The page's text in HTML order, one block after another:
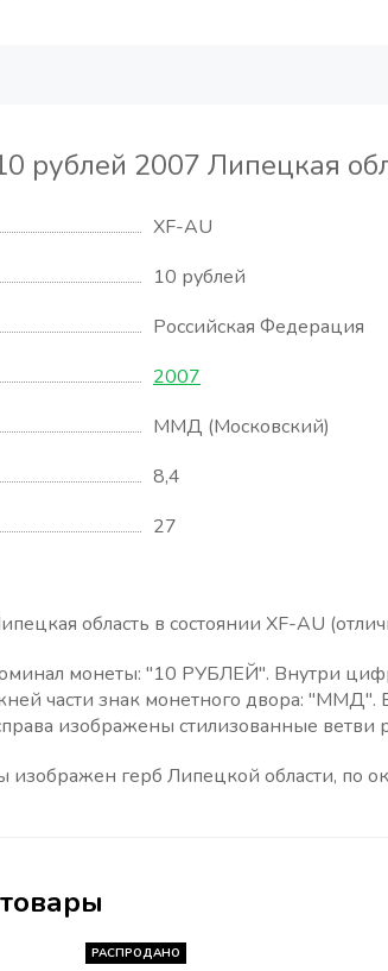
рублей 2007 Липецкая
XF-AU
10 рублей
Российская Федерация
2007
ММД (Московский)
8,4
27
область в состоянии XF-AU
монеты: "10 РУБЛЕЙ". Внутри
части знак монетного двора:
изображены стилизованные ветви
изображен герб Липецкой области,
РАСПРОДАНО